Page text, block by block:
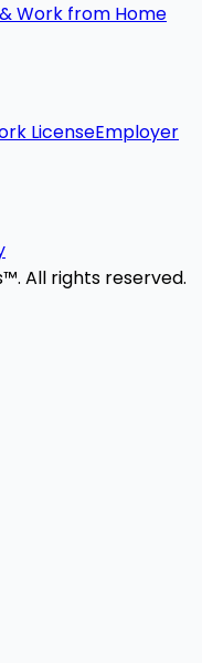
Work from Home
LicenseEmployer
All rights reserved.